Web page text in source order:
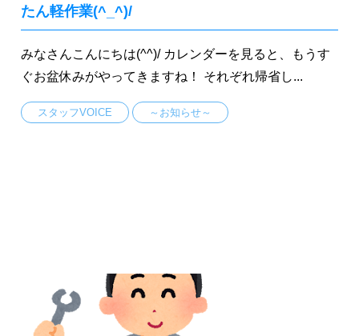
たん軽作業(^_^)/
みなさんこんにちは(^^)/ カレンダーを見ると、もうす
ぐお盆休みがやってきますね！ それぞれ帰省し...
スタッフVOICE ～お知らせ～